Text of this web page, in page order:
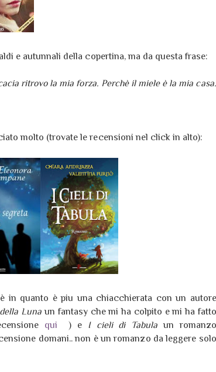
e autunnali della copertina, ma da questa frase:
ritrovo la mia forza. Perchè il miele è la mia casa.
molto (trovate le recensioni nel click in alto):
in quanto è piu una chiacchierata con un autore
Lunaun fantasy che mi ha colpito e mi ha fatto
qui ) e I cieli di Tabulaun romanzo
domani.. non è un romanzo da leggere solo